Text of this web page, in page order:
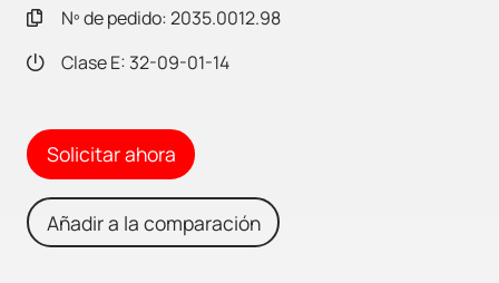
Nº de pedido: 2035.0012.98
Clase E: 32-09-01-14
Solicitar ahora
Añadir a la comparación